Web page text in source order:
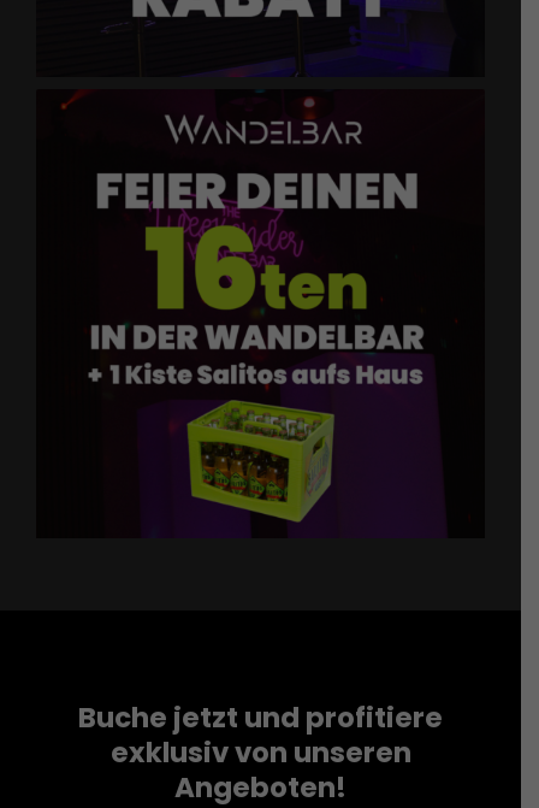
Buche jetzt und profitiere
exklusiv von unseren
Angeboten!